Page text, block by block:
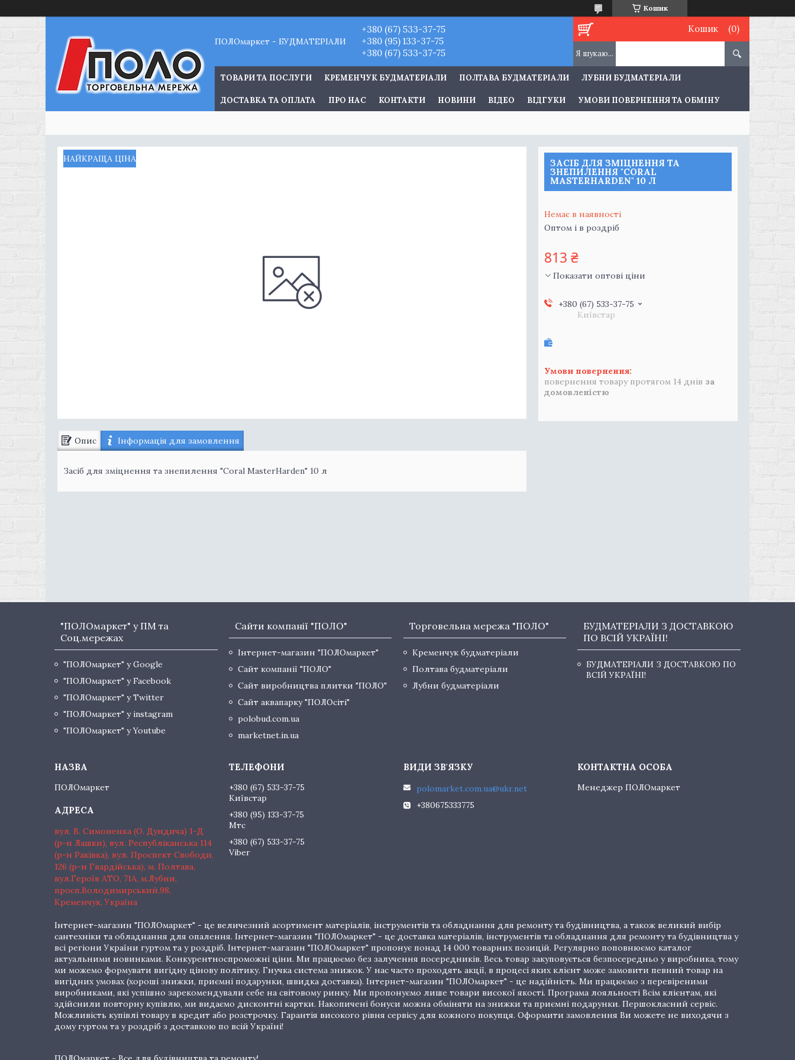
Кошик
ПОЛОмаркет - БУДМАТЕРІАЛИ
+380 (67) 533-37-75
+380 (95) 133-37-75
+380 (67) 533-37-75
Кошик
ТОВАРИ ТА ПОСЛУГИ КРЕМЕНЧУК БУДМАТЕРІАЛИ ПОЛТАВА БУДМАТЕРІАЛИ ЛУБНИ БУДМАТЕРІАЛИ
ДОСТАВКА ТА ОПЛАТА ПРО НАС КОНТАКТИ НОВИНИ ВІДЕО ВІДГУКИ УМОВИ ПОВЕРНЕННЯ ТА ОБМІНУ
НАЙКРАЩА ЦІНА
Опис Інформація для замовлення
Засіб для зміцнення та знепилення "Сoral MasterHarden" 10 л
ЗАСІБ ДЛЯ ЗМІЦНЕННЯ ТА
ЗНЕПИЛЕННЯ "СORAL
MASTERHARDEN" 10 Л
Немає в наявності
Оптом і в роздріб
813 ₴
Показати оптові ціни
+380 (67) 533-37-75
Київстар
повернення товару протягом 14 днів за
домовленістю
"ПОЛОмаркет" у ПМ та
Соц.мережах
"ПОЛОмаркет" у Google
"ПОЛОмаркет" у Facebook
"ПОЛОмаркет" у Twitter
"ПОЛОмаркет" у instagram
"ПОЛОмаркет" у Youtube
Сайти компанії "ПОЛО"
Інтернет-магазин "ПОЛОмаркет"
Сайт компанії "ПОЛО"
Сайт виробництва плитки "ПОЛО"
Сайт аквапарку "ПОЛОсіті"
polobud.com.ua
marketnet.in.ua
Торговельна мережа "ПОЛО"
Кременчук будматеріали
Полтава будматеріали
Лубни будматеріали
БУДМАТЕРІАЛИ З ДОСТАВКОЮ
ПО ВСІЙ УКРАЇНІ!
БУДМАТЕРІАЛИ З ДОСТАВКОЮ ПО
ВСІЙ УКРАЇНІ!
ПОЛОмаркет
вул. В. Симоненка (О. Дундича) 1-Д
(р-н Лашки), вул. Республіканська 114
(р-н Раківка), вул. Проспект Свободи,
126 (р-н Гвардійська), м. Полтава,
вул.Героїв АТО, 71А, м.Лубни,
просп.Володимирський,98,
Кременчук, Україна
+380 (67) 533-37-75
Київстар
+380 (95) 133-37-75
Мтс
+380 (67) 533-37-75
Viber
polomarket.com.ua@ukr.net
+380675333775
Менеджер ПОЛОмаркет
Інтернет-магазин "ПОЛОмаркет" - це величезний асортимент матеріалів, інструментів та обладнання для ремонту та будівництва, а також великий вибір
сантехніки та обладнання для опалення. Інтернет-магазин "ПОЛОмаркет" - це доставка матеріалів, інструментів та обладнання для ремонту та будівництва у
всі регіони України гуртом та у роздріб. Інтернет-магазин "ПОЛОмаркет" пропонує понад 14 000 товарних позицій. Регулярно поповнюємо каталог
актуальними новинками. Конкурентноспроможні ціни. Ми працюємо без залучення посередників. Весь товар закуповується безпосередньо у виробника, тому
ми можемо формувати вигідну цінову політику. Гнучка система знижок. У нас часто проходять акції, в процесі яких клієнт може замовити певний товар на
вигідних умовах (хороші знижки, приємні подарунки, швидка доставка). Інтернет-магазин "ПОЛОмаркет" - це надійність. Ми працюємо з перевіреними
виробниками, які успішно зарекомендували себе на світовому ринку. Ми пропонуємо лише товари високої якості. Програма лояльності Всім клієнтам, які
здійснили повторну купівлю, ми видаємо дисконтні картки. Накопичені бонуси можна обміняти на знижки та приємні подарунки. Першокласний сервіс.
Можливість купівлі товару в кредит або розстрочку. Гарантія високого рівня сервісу для кожного покупця. Оформити замовлення Ви можете не виходячи з
дому гуртом та у роздріб з доставкою по всій Україні!